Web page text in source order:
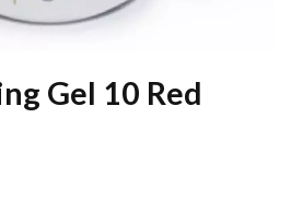
Gel 10 Red